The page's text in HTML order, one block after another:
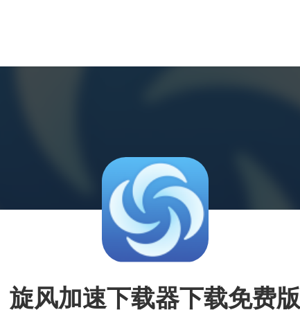
旋风加速下载器下载免费版